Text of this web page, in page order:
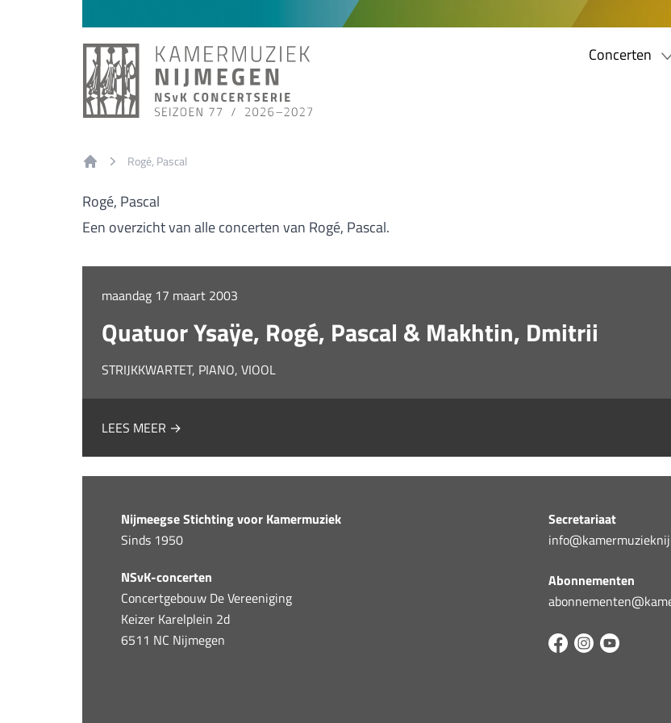
Concerten
Rogé, Pascal
Rogé, Pascal
Een overzicht van alle concerten van Rogé, Pascal.
maandag 17 maart 2003
Quatuor Ysaÿe, Rogé, Pascal & Makhtin, Dmitrii
STRIJKKWARTET, PIANO, VIOOL
LEES MEER →
Nijmeegse Stichting voor Kamermuziek
Sinds 1950
NSvK-concerten
Concertgebouw De Vereeniging
Keizer Karelplein 2d
6511 NC Nijmegen
Secretariaat
Abonnementen